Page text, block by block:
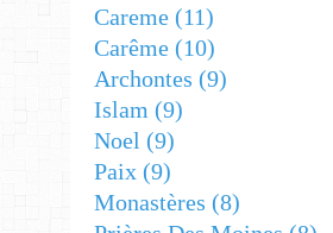
Careme (11)
Carême (10)
Archontes (9)
Islam (9)
Noel (9)
Paix (9)
Monastères (8)